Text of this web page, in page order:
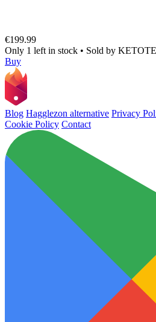
€199.99
Only 1 left in stock • Sold by
Buy
Blog Hagglezon alternative Privacy
Cookie Policy Contact